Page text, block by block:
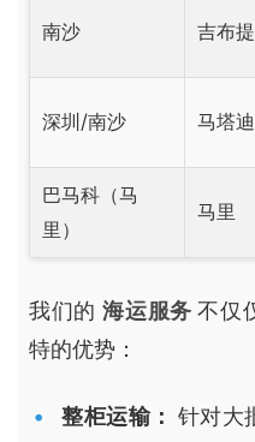
南沙 吉布提
深圳/南沙 马塔迪
巴马科（马
里）
马里
我们的海运服务 不仅
特的优势：
整柜运输： 针对大